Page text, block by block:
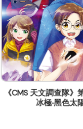
白色
《STEM少年
銀